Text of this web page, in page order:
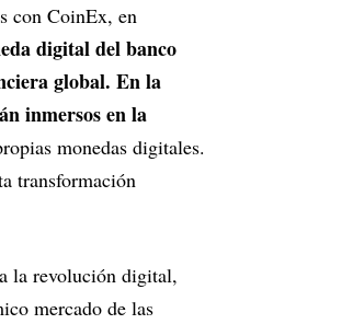
con CoinEx, en
digital del banco
global. En la
inmersos en la
monedas digitales.
transformación
la revolución digital,
mercado de las